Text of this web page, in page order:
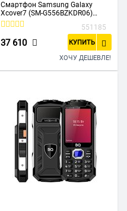
Смартфон Samsung Galaxy
Xcover7 (SM-G556BZKDR06)
6+128GB, черный
551185
37 610 КУПИТЬ
ХОЧУ ДЕШЕВЛЕ!